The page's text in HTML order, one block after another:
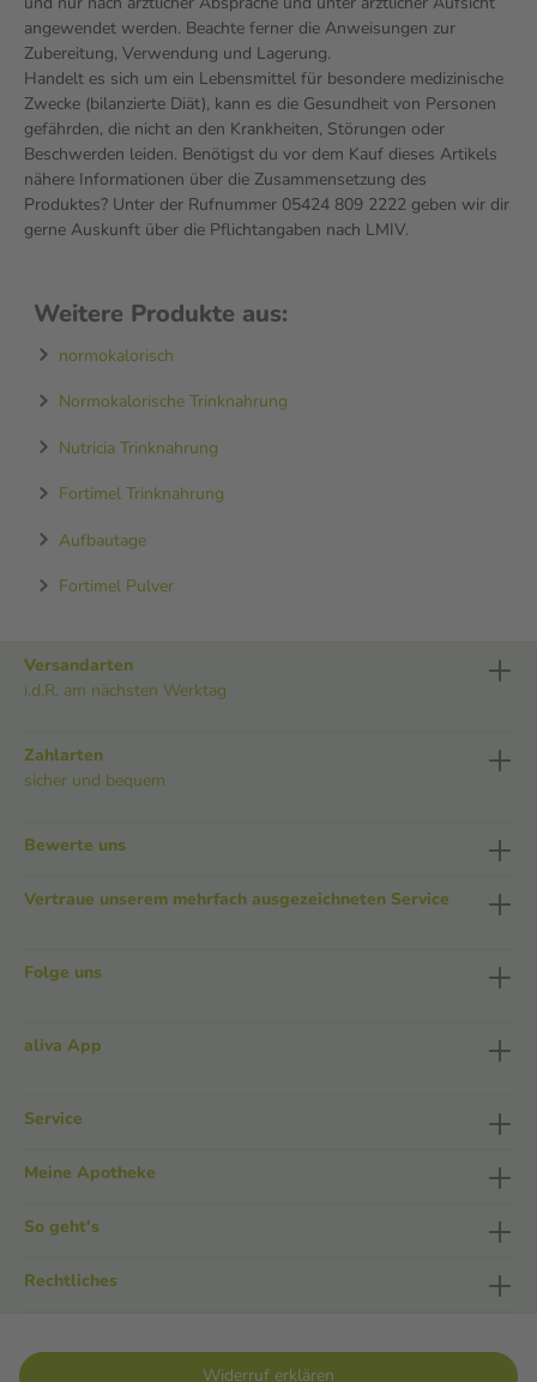
angewendet werden. Beachte ferner die Anweisungen zur
Zubereitung, Verwendung und Lagerung.
Handelt es sich um ein Lebensmittel für besondere medizinische
Zwecke (bilanzierte Diät), kann es die Gesundheit von Personen
gefährden, die nicht an den Krankheiten, Störungen oder
Beschwerden leiden. Benötigst du vor dem Kauf dieses Artikels
nähere Informationen über die Zusammensetzung des
Produktes? Unter der Rufnummer 05424 809 2222 geben wir dir
gerne Auskunft über die Pflichtangaben nach LMIV.
Weitere Produkte aus:
normokalorisch
Normokalorische Trinknahrung
Nutricia Trinknahrung
Fortimel Trinknahrung
Aufbautage
Fortimel Pulver
Versandarten
i.d.R. am nächsten Werktag
Zahlarten
sicher und bequem
Bewerte uns
Vertraue unserem mehrfach ausgezeichneten Service
Folge uns
aliva App
Service
Meine Apotheke
So geht's
Rechtliches
Widerruf erklären